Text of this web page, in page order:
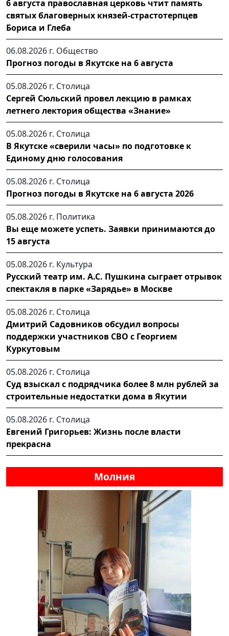
6 августа православная церковь чтит память
святых благоверных князей-страстотерпцев
Бориса и Глеба
06.08.2026 г. Общество
Прогноз погоды в Якутске на 6 августа
05.08.2026 г. Столица
Сергей Сюльский провел лекцию в рамках
летнего лектория общества «Знание»
05.08.2026 г. Столица
В Якутске «сверили часы» по подготовке к
Единому дню голосования
05.08.2026 г. Столица
Прогноз погоды в Якутске на 6 августа 2026
05.08.2026 г. Политика
Вы еще можете успеть. Заявки принимаются до
15 августа
05.08.2026 г. Культура
Русский театр им. А.С. Пушкина сыграет отрывок
спектакля в парке «Зарядье» в Москве
05.08.2026 г. Столица
Дмитрий Садовников обсудил вопросы
поддержки участников СВО с Георгием
Куркутовым
05.08.2026 г. Столица
Суд взыскал с подрядчика более 8 млн рублей за
строительные недостатки дома в Якутии
05.08.2026 г. Столица
Евгений Григорьев: Жизнь после власти
прекрасна
Молния